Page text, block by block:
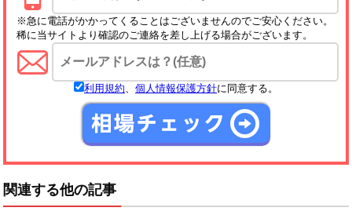
※急に電話がかかってくることはございませんのでご安心ください。
稀に当サイトより確認のご連絡を差し上げる場合がございます。
利用規約 個人情報保護方針に同意する。
関連する他の記事